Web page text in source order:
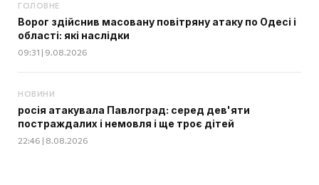
ГОЛОВНЕ
Ворог здійснив масовану повітряну атаку по Одесі і
області: які наслідки
09:31 | 9.08.2026
НОВИНИ
росія атакувала Павлоград: серед дев'яти
постраждалих і немовля і ще троє дітей
22:46 | 8.08.2026